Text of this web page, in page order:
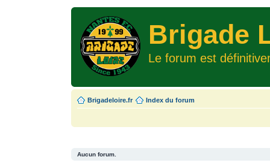
Brigade
Le forum est
Brigadeloire.fr Index du forum
Aucun forum.